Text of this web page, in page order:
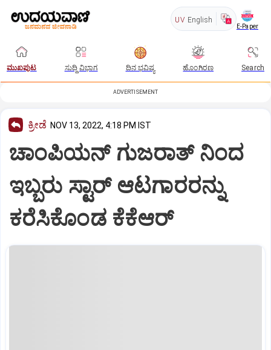
UV English
E-Paper
ಮುಖಪುಟ ಸುದ್ದಿ ವಿಭಾಗ ದಿನ ಭವಿಷ್ಯ ಹೊಂಗಿರಣ Search
ADVERTISEMENT
ಕ್ರೀಡೆ NOV 13, 2022, 4:18 PM IST
ಚಾಂಪಿಯನ್ ಗುಜರಾತ್ ನಿಂದ
ಇಬ್ಬರು ಸ್ಟಾರ್ ಆಟಗಾರರನ್ನು
ಕರೆಸಿಕೊಂಡ ಕೆಕೆಆರ್